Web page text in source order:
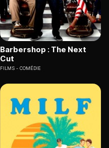
Barbershop : The Next
Cut
FILMS COMÉDIE